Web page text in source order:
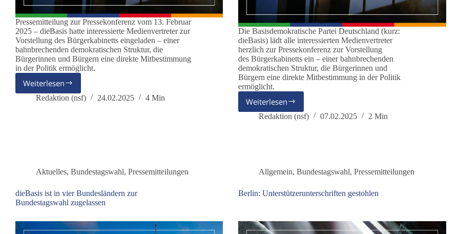
Pressemitteilung zur Pressekonferenz vom 13. Februar
2025 – dieBasis hatte interessierte Medienvertreter zur
Vorstellung des Bürgerkabinetts eingeladen – einer
bahnbrechenden demokratischen Struktur, die
Bürgerinnen und Bürgern eine direkte Mitbestimmung
in der Politik ermöglicht.
Weiterlesen
dieBasis
Bürgerkabinett:
Redaktion (nsf) 24.02.2025 4 Min
Die Basisdemokratische Partei Deutschland (kurz:
dieBasis) lädt alle interessierten Medienvertreter
herzlich zur Pressekonferenz zur Vorstellung
des Bürgerkabinetts ein – einer bahnbrechenden
demokratischen Struktur, die Bürgerinnen und
Bürgern eine direkte Mitbestimmung in der Politik
ermöglicht.
WeiterlesenBürgerkabinett
–
Politik
von
morgen
Redaktion (nsf) 07.02.2025 2 Min
Aktuelles, Bundestagswahl, Pressemitteilungen
dieBasis ist in vier Bundesländern zur
Bundestagswahl zugelassen
Allgemein,Bundestagswahl,Pressemitteilungen
Berlin: Unterstützerunterschriften gestohlen